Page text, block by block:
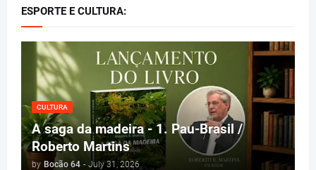
ESPORTE E CULTURA:
CULTURA
A saga da madeira - 1. Pau-Brasil /
Roberto Martins
by Bocão 64 - July 31, 2026